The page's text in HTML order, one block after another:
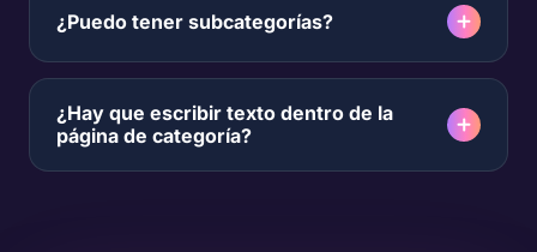
¿Puedo tener subcategorías?
¿Hay que escribir texto dentro de la
página de categoría?